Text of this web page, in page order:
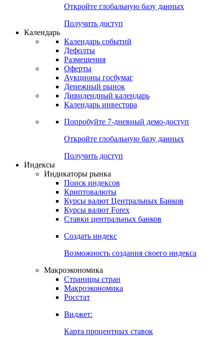
Откройте глобальную базу данных
Получить доступ
Календарь
Календарь событий
Дефолты
Размещения
Оферты
Аукционы госбумаг
Денежный рынок
Дивидендный календарь
Календарь инвестора
Попробуйте 7-дневный демо-доступ
Откройте глобальную базу данных
Получить доступ
Индексы
Индикаторы рынка
Поиск индексов
Криптовалюты
Курсы валют Центральных Банков
Курсы валют Forex
Ставки центральных банков
Создать индекс
Возможность создания своего индекса
Макроэкономика
Страницы стран
Макроэкономика
Росстат
Виджет:
Карта процентных ставок